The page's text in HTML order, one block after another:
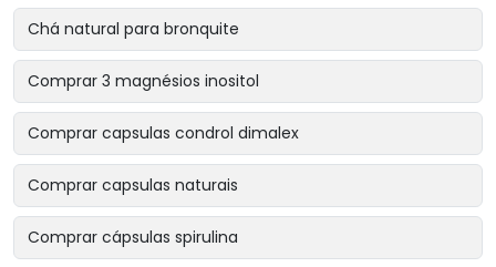
Chá natural para bronquite
Comprar 3 magnésios inositol
Comprar capsulas condrol dimalex
Comprar capsulas naturais
Comprar cápsulas spirulina